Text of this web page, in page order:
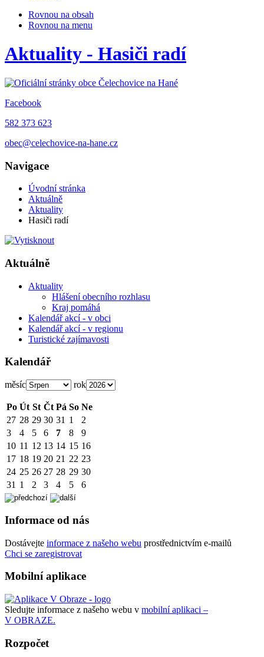
Rovnou na obsah
Rovnou na menu
Aktuality - Hasiči radí
Facebook
582 373 623
obec@celechovice-na-hane.cz
Navigace
Úvodní stránka
Aktuálně
Aktuality
Hasiči radí
Aktuálně
Aktuality
Hlášení obecního rozhlasu
Kraj pomáhá
Kalendář akcí - v obci
Kalendář akcí - v regionu
Turistické zajímavosti
Kalendář
měsíc rok
Po Út St Čt Pá So Ne
27 28 29 30 31 1
2
3
4 5 6 7 8
9
10 11 12 13 14 15 16
17 18 19 20 21 22 23
24 25 26 27 28 29 30
31 1 2 3 4 5 6
Informace od nás
Dostávejte informace z našeho webu prostřednictvím e-mailů
Chci se zaregistrovat
Mobilní aplikace
Sledujte informace z našeho webu v mobilní aplikaci –
V OBRAZE.
Rozpočet